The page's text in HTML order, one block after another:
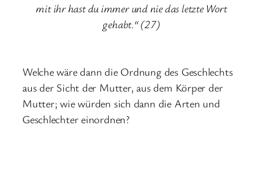
mit ihr hast du immer und nie das letzte Wort
gehabt.“ (27)
Welche wäre dann die Ordnung des Geschlechts
aus der Sicht der Mutter, aus dem Körper der
Mutter; wie würden sich dann die Arten und
Geschlechter einordnen?